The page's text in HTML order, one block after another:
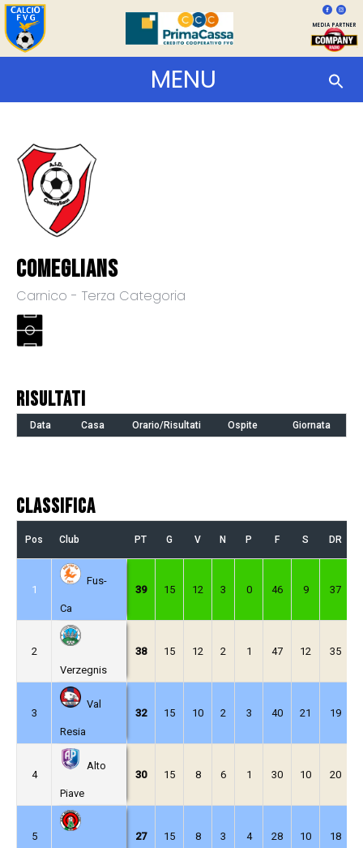
MEDIA PARTNER
MENU
Comeglians
Carnico - Terza Categoria
RISULTATI
Data Casa Orario/Risultati Ospite Giornata
Classifica
Pos Club PT G V N P F S DR
1
Fus-
Ca
39 15 12 3 0 46 9 37
2
Verzegnis
38 15 12 2 1 47 12 35
3
Val
Resia
32 15 10 2 3 40 21 19
4
Alto
Piave
30 15 8 6 1 30 10 20
5
27 15 8 3 4 28 10 18